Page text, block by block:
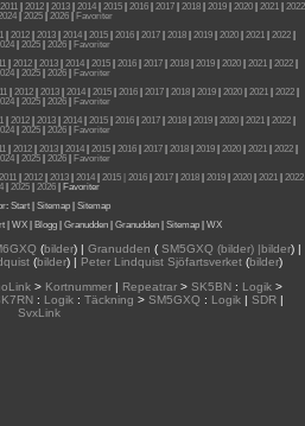
2011 2012 2013 2014 2015 2016 2017 2018 2019 2020 2021
2022
| 2025| 2026|
Favoriter
2012 2013 2014 2015 2016 2017 2018 2019 2020 2021 2022
| 2025| 2026|
Favoriter
| 2012| 2013| 2014| 2015| 2016| 2017| 2018| 2019| 2020| 2021| 2022|
| 2025| 2026|
Favoriter
| 2012| 2013| 2014| 2015| 2016| 2017| 2018| 2019| 2020| 2021| 2022|
| 2025| 2026|
Favoriter
| 2012| 2013| 2014| 2015| 2016| 2017| 2018| 2019| 2020| 2021| 2022|
| 2025| 2026|
Favoriter
2012 2013 2014 2015 2016 2017 2018 2019 2020 2021 2022
| 2025| 2026|
Favoriter
2011| 2012| 2013| 2014| 2015 | 2016| 2017| 2018| 2019| 2020| 2021| 2022
| 2025| 2026|
Favoriter
: Start Sitemap
Sitemap
| WX| Blogg| Granudden| Granudden| Sitemap| WX
(bilder) | Granudden (SM5GXQ (bilder) |bilder) |
(bilder) | Peter Lindquist Sjöfartsverket (bilder)
> Kortnummer| Repeatrar> SK5BN: Logik>
: Logik : Täckning > SM5GXQ : Logik | SDR |
SvxLink